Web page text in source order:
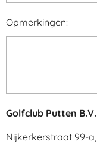
Opmerkingen:
Golfclub Putten B.V.
Nijkerkerstraat 99-a,